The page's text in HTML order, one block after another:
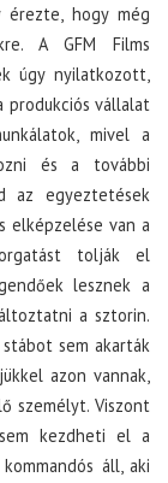
érezte, hogy még
A GFM Films
úgy nyilatkozott,
vállalat
mivel a
és a további
az egyeztetések
elképzelése van a
tolják el
lesznek a
a sztorin.
sem akarták
azon vannak,
személyt. Viszont
kezdheti el a
áll, aki